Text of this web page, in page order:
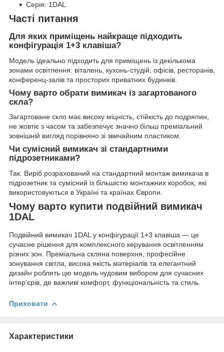
Серія: 1DAL
Часті питання
Для яких приміщень найкраще підходить
конфігурація 1+3 клавіша?
Модель ідеально підходить для приміщень із декількома
зонами освітлення: віталень, кухонь-студій, офісів, ресторанів,
конференц-залів та просторих приватних будинків.
Чому варто обрати вимикач із загартованого
скла?
Загартоване скло має високу міцність, стійкість до подряпин,
не жовтіє з часом та забезпечує значно більш преміальний
зовнішній вигляд порівняно зі звичайним пластиком.
Чи сумісний вимикач зі стандартними
підрозетниками?
Так. Виріб розрахований на стандартний монтаж вимикача в
підрозетник та сумісний із більшістю монтажних коробок, які
використовуються в Україні та країнах Європи.
Чому варто купити подвійний вимикач
1DAL
Подвійний вимикач 1DAL у конфігурації 1+3 клавіша — це
сучасне рішення для комплексного керування освітленням
різних зон. Преміальна скляна поверхня, професійне
зонування світла, висока якість матеріалів та елегантний
дизайн роблять цю модель чудовим вибором для сучасних
інтер'єрів, де важливі комфорт, функціональність та стиль.
Приховати
Характеристики